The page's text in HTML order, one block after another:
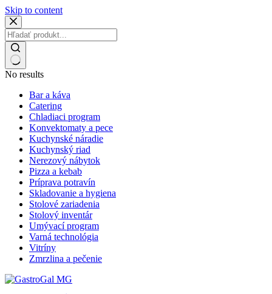
Skip to content
No results
Bar a káva
Catering
Chladiaci program
Konvektomaty a pece
Kuchynské náradie
Kuchynský riad
Nerezový nábytok
Pizza a kebab
Príprava potravín
Skladovanie a hygiena
Stolové zariadenia
Stolový inventár
Umývací program
Varná technológia
Vitríny
Zmrzlina a pečenie